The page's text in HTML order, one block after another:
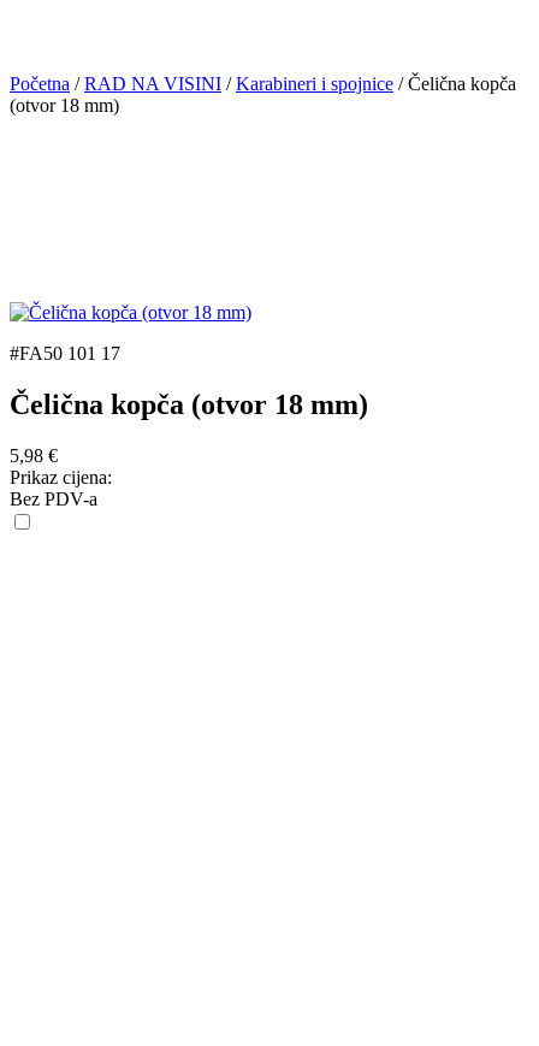
Početna /RAD NA VISINI /Karabineri i spojnice / Čelična kopča
(otvor 18 mm)
#FA50 101 17
Čelična kopča (otvor 18 mm)
5,98 €
Prikaz cijena:
Bez PDV-a